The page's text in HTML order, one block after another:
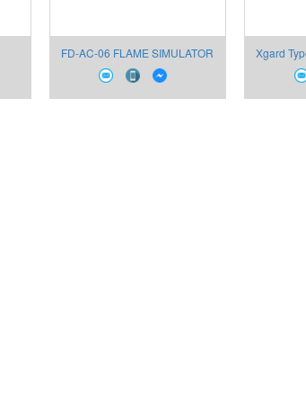
FD-AC-06 FLAME SIMULATOR
CrownCon
Xgard